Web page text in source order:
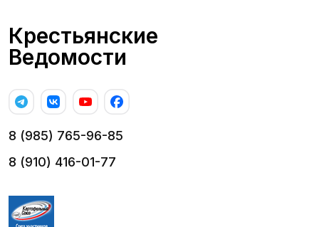
Крестьянские
Ведомости
8 (985) 765-96-85
8 (910) 416-01-77